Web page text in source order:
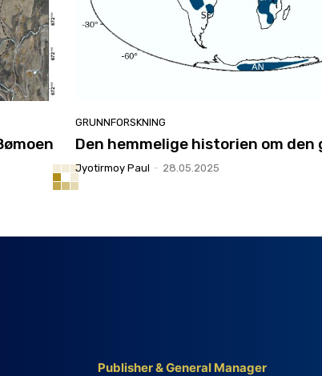
GRUNNFORSKNING
Den hemmelige historien om den
Jyotirmoy Paul - 28.05.2025
Publisher & General Manager